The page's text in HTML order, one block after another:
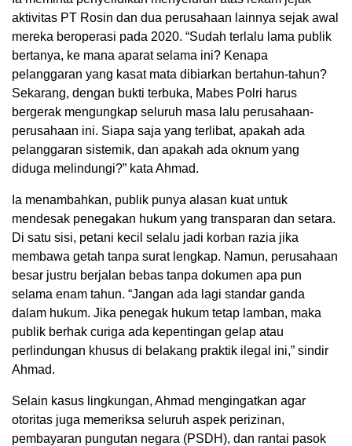
aktivitas PT Rosin dan dua perusahaan lainnya sejak awal
mereka beroperasi pada 2020. “Sudah terlalu lama publik
bertanya, ke mana aparat selama ini? Kenapa
pelanggaran yang kasat mata dibiarkan bertahun-tahun?
Sekarang, dengan bukti terbuka, Mabes Polri harus
bergerak mengungkap seluruh masa lalu perusahaan-
perusahaan ini. Siapa saja yang terlibat, apakah ada
pelanggaran sistemik, dan apakah ada oknum yang
diduga melindungi?” kata Ahmad.
Ia menambahkan, publik punya alasan kuat untuk
mendesak penegakan hukum yang transparan dan setara.
Di satu sisi, petani kecil selalu jadi korban razia jika
membawa getah tanpa surat lengkap. Namun, perusahaan
besar justru berjalan bebas tanpa dokumen apa pun
selama enam tahun. “Jangan ada lagi standar ganda
dalam hukum. Jika penegak hukum tetap lamban, maka
publik berhak curiga ada kepentingan gelap atau
perlindungan khusus di belakang praktik ilegal ini,” sindir
Ahmad.
Selain kasus lingkungan, Ahmad mengingatkan agar
otoritas juga memeriksa seluruh aspek perizinan,
pembayaran pungutan negara (PSDH), dan rantai pasok